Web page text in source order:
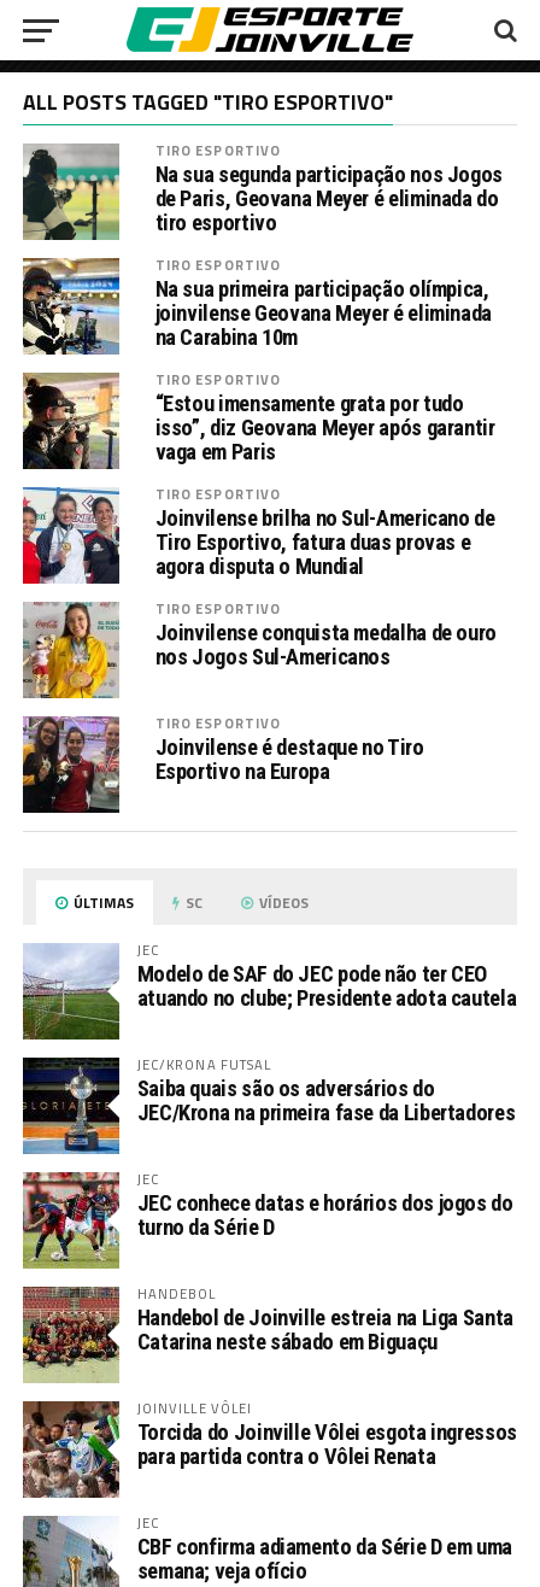
ALL POSTS TAGGED "TIRO ESPORTIVO"
TIRO ESPORTIVO
Na sua segunda participação nos Jogos
de Paris, Geovana Meyer é eliminada do
tiro esportivo
TIRO ESPORTIVO
Na sua primeira participação olímpica,
joinvilense Geovana Meyer é eliminada
na Carabina 10m
TIRO ESPORTIVO
“Estou imensamente grata por tudo
isso”, diz Geovana Meyer após garantir
vaga em Paris
TIRO ESPORTIVO
Joinvilense brilha no Sul-Americano de
Tiro Esportivo, fatura duas provas e
agora disputa o Mundial
TIRO ESPORTIVO
Joinvilense conquista medalha de ouro
nos Jogos Sul-Americanos
TIRO ESPORTIVO
Joinvilense é destaque no Tiro
Esportivo na Europa
ÚLTIMAS SC VÍDEOS
JEC
Modelo de SAF do JEC pode não ter CEO
atuando no clube; Presidente adota cautela
JEC/KRONA FUTSAL
Saiba quais são os adversários do
JEC/Krona na primeira fase da Libertadores
JEC
JEC conhece datas e horários dos jogos do
turno da Série D
HANDEBOL
Handebol de Joinville estreia na Liga Santa
Catarina neste sábado em Biguaçu
JOINVILLE VÔLEI
Torcida do Joinville Vôlei esgota ingressos
para partida contra o Vôlei Renata
JEC
CBF confirma adiamento da Série D em uma
semana; veja ofício